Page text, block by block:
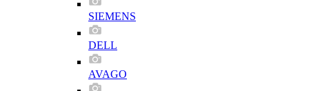
SIEMENS
DELL
AVAGO